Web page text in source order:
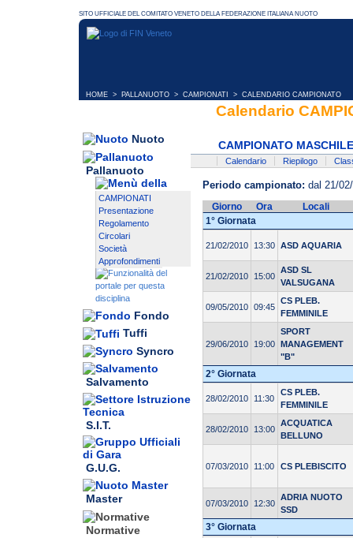
HOME > PALLANUOTO > CAMPIONATI > CALENDARIO CAMPIONATO
Nuoto
Pallanuoto
CAMPIONATI
Presentazione
Regolamento
Circolari
Società
Approfondimenti
Fondo
Tuffi
Syncro
Salvamento
S.I.T.
G.U.G.
Master
Normative
Calendario
CAMPIONATO
Calendario Riepilogo
Periodo campionato: dal 21/
Giorno Ora
Locali
1° Giornata
21/02/2010 13:30 ASD AQUARIA
21/02/2010 15:00
ASD SL
VALSUGANA
09/05/2010 09:45
CS PLEB.
FEMMINILE
29/06/2010 19:00
SPORT
MANAGEMENT
"B"
2° Giornata
28/02/2010 11:30
CS PLEB.
FEMMINILE
28/02/2010 13:00
ACQUATICA
BELLUNO
07/03/2010 11:00 CS PLEBISCITO
07/03/2010 12:30
ADRIA NUOTO
SSD
3° Giornata